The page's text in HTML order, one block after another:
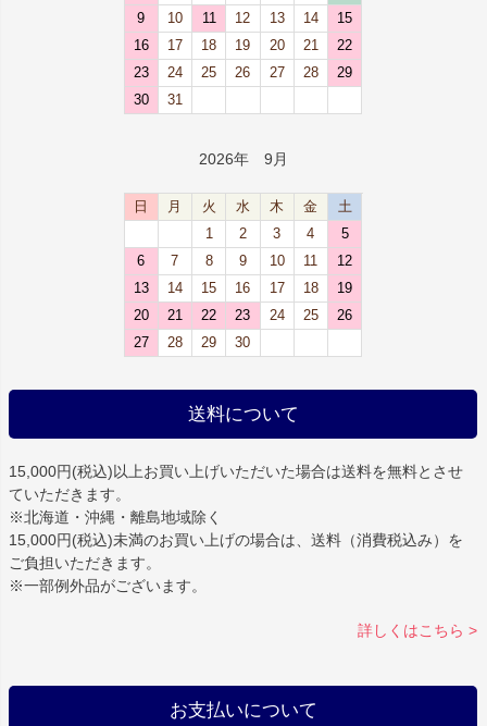
9
10 11 12 13 14
15
16
17 18 19 20 21
22
23
24 25 26 27 28
29
30
31
2026年 9月
日 月 火 水 木 金
土
1
2 3 4
5
6
7 8 9 10 11
12
13
14 15 16 17 18
19
20
21 22 23 24 25
26
27
28 29 30
送料について
15,000円(税込)以上お買い上げいただいた場合は送料を無料とさせ
ていただきます。
※北海道・沖縄・離島地域除く
15,000円(税込)未満のお買い上げの場合は、送料（消費税込み）を
ご負担いただきます。
※一部例外品がございます。
詳しくはこちら >
お支払いについて